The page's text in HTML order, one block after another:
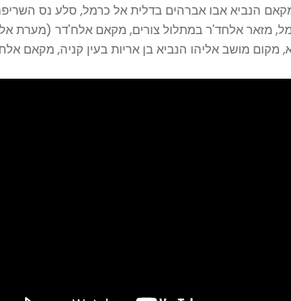
מקאם הנביא אבו אברהים בדלית אל כרמל, סלע נס
מזאר אלחד'ר במתלול צורים, מקאם אלח'דר (מערת
מושב אליהו הנביא בן אריות בעין קניה, מקאם